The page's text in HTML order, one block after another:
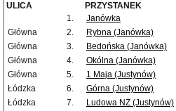
ULICA PRZYSTANEK
1.
Janówka
Główna
2.
Rybna (Janówka)
Główna
3.
Bedońska (Janówka)
Główna
4.
Okólna (Janówka)
Główna
5.
1 Maja (Justynów)
Łódzka
6.
Górna (Justynów)
Łódzka
7.
Ludowa NŻ (Justynów)